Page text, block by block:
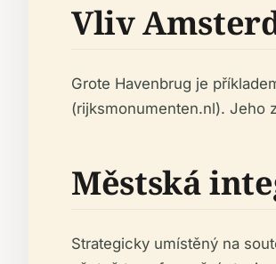
Vliv
Grote Havenbrug je
(rijksmonumenten.nl). Jeho
Městská
Strategicky umístěný na